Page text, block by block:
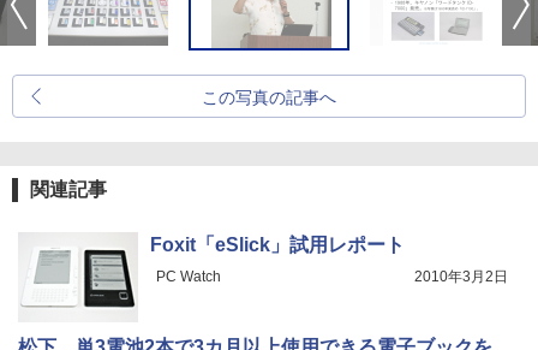
この写真の記事へ
関連記事
Foxit「eSlick」試用レポート
PC Watch 2010年3月2日